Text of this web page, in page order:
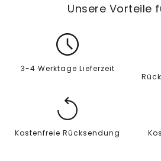
Unsere Vorteile
3-4 Werktage Lieferzeit
Kostenfreie Rücksendung